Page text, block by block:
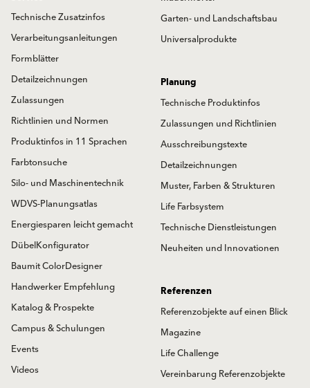
Garten- und Landschaftsbau
Universalprodukte
Technische Zusatzinfos
Verarbeitungsanleitungen
Formblätter
Detailzeichnungen
Zulassungen
Richtlinien und Normen
Produktinfos in 11 Sprachen
Farbtonsuche
Silo- und Maschinentechnik
WDVS-Planungsatlas
Energiesparen leicht gemacht
DübelKonfigurator
Baumit ColorDesigner
Handwerker Empfehlung
Katalog & Prospekte
Campus & Schulungen
Events
Videos
Planung
Technische Produktinfos
Zulassungen und Richtlinien
Ausschreibungstexte
Detailzeichnungen
Muster, Farben & Strukturen
Life Farbsystem
Technische Dienstleistungen
Neuheiten und Innovationen
Referenzen
Referenzobjekte auf einen Blick
Magazine
Life Challenge
Vereinbarung Referenzobjekte